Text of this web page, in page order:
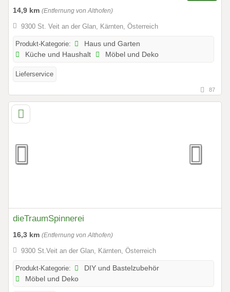
14,9 km (Entfernung von Althofen)
9300 St. Veit an der Glan, Kärnten, Österreich
Produkt-Kategorie:
Haus und Garten
Küche und Haushalt
Möbel und Deko
Lieferservice
87
dieTraumSpinnerei
16,3 km (Entfernung von Althofen)
9300 St.Veit an der Glan, Kärnten, Österreich
Produkt-Kategorie:
DIY und Bastelzubehör
Möbel und Deko